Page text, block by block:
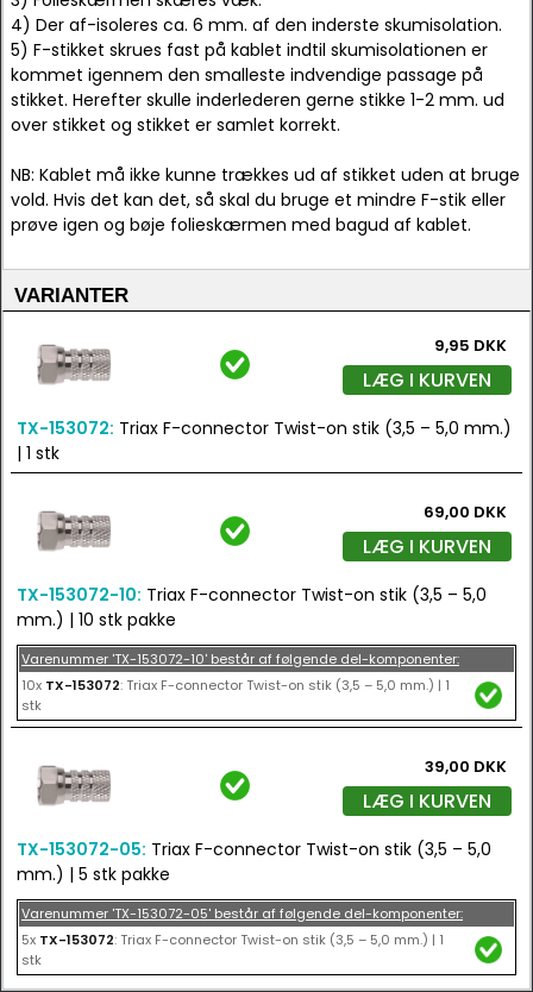
4) Der af-isoleres ca. 6 mm. af den inderste skumisolation.
5) F-stikket skrues fast på kablet indtil skumisolationen er
kommet igennem den smalleste indvendige passage på
stikket. Herefter skulle inderlederen gerne stikke 1-2 mm. ud
over stikket og stikket er samlet korrekt.
NB: Kablet må ikke kunne trækkes ud af stikket uden at bruge
vold. Hvis det kan det, så skal du bruge et mindre F-stik eller
prøve igen og bøje folieskærmen med bagud af kablet.
VARIANTER
9,95 DKK
LÆG I KURVEN
TX-153072: Triax F-connector Twist-on stik (3,5 – 5,0 mm.)
| 1 stk
69,00 DKK
LÆG I KURVEN
TX-153072-10: Triax F-connector Twist-on stik (3,5 – 5,0
mm.) | 10 stk pakke
Varenummer 'TX-153072-10' består af følgende del-komponenter:
10x TX-153072: Triax F-connector Twist-on stik (3,5 – 5,0 mm.) | 1
stk
39,00 DKK
LÆG I KURVEN
TX-153072-05: Triax F-connector Twist-on stik (3,5 – 5,0
mm.) | 5 stk pakke
Varenummer 'TX-153072-05' består af følgende del-komponenter:
5x TX-153072: Triax F-connector Twist-on stik (3,5 – 5,0 mm.) | 1
stk